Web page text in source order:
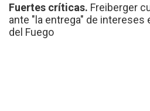
Fuertes críticas. Freiberger
ante "la entrega" de
del Fuego